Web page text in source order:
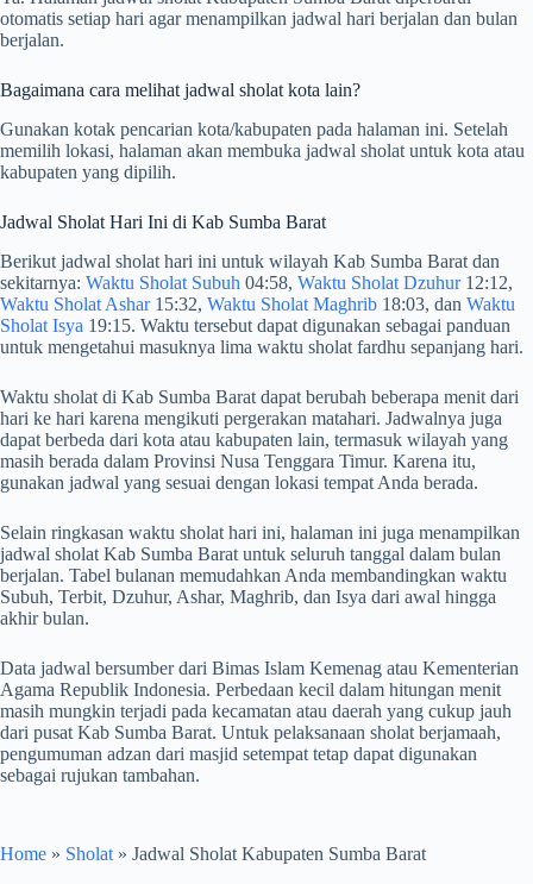
otomatis setiap hari agar menampilkan jadwal hari berjalan dan bulan
berjalan.
Bagaimana cara melihat jadwal sholat kota lain?
Gunakan kotak pencarian kota/kabupaten pada halaman ini. Setelah
memilih lokasi, halaman akan membuka jadwal sholat untuk kota atau
kabupaten yang dipilih.
Jadwal Sholat Hari Ini di Kab Sumba Barat
Berikut jadwal sholat hari ini untuk wilayah Kab Sumba Barat dan
sekitarnya: Waktu Sholat Subuh 04:58, Waktu Sholat Dzuhur12:12,
Waktu Sholat Ashar15:32, Waktu Sholat Maghrib 18:03, dan Waktu
Sholat Isya 19:15. Waktu tersebut dapat digunakan sebagai panduan
untuk mengetahui masuknya lima waktu sholat fardhu sepanjang hari.
Waktu sholat di Kab Sumba Barat dapat berubah beberapa menit dari
hari ke hari karena mengikuti pergerakan matahari. Jadwalnya juga
dapat berbeda dari kota atau kabupaten lain, termasuk wilayah yang
masih berada dalam Provinsi Nusa Tenggara Timur. Karena itu,
gunakan jadwal yang sesuai dengan lokasi tempat Anda berada.
Selain ringkasan waktu sholat hari ini, halaman ini juga menampilkan
jadwal sholat Kab Sumba Barat untuk seluruh tanggal dalam bulan
berjalan. Tabel bulanan memudahkan Anda membandingkan waktu
Subuh, Terbit, Dzuhur, Ashar, Maghrib, dan Isya dari awal hingga
akhir bulan.
Data jadwal bersumber dari Bimas Islam Kemenag atau Kementerian
Agama Republik Indonesia. Perbedaan kecil dalam hitungan menit
masih mungkin terjadi pada kecamatan atau daerah yang cukup jauh
dari pusat Kab Sumba Barat. Untuk pelaksanaan sholat berjamaah,
pengumuman adzan dari masjid setempat tetap dapat digunakan
sebagai rujukan tambahan.
Home » Sholat » Jadwal Sholat Kabupaten Sumba Barat